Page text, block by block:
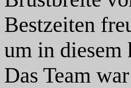
Bestzeiten
um in diesem
Das Team